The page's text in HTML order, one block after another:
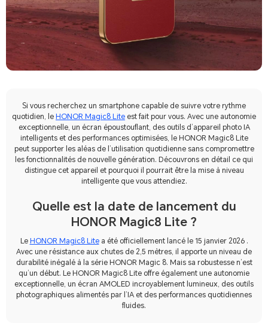
Si vous recherchez un smartphone capable de suivre votre rythme
quotidien, le HONOR Magic8 Lite est fait pour vous. Avec une autonomie
exceptionnelle, un écran époustouflant, des outils d’appareil photo IA
intelligents et des performances optimisées, le HONOR Magic8 Lite
peut supporter les aléas de l’utilisation quotidienne sans compromettre
les fonctionnalités de nouvelle génération. Découvrons en détail ce qui
distingue cet appareil et pourquoi il pourrait être la mise à niveau
intelligente que vous attendiez.
Quelle est la date de lancement du
HONOR Magic8 Lite ?
Le HONOR Magic8 Litea été officiellement lancé le 15 janvier 2026 .
Avec une résistance aux chutes de 2,5 mètres, il apporte un niveau de
durabilité inégalé à la série HONOR Magic 8. Mais sa robustesse n’est
qu’un début. Le HONOR Magic8 Lite offre également une autonomie
exceptionnelle, un écran AMOLED incroyablement lumineux, des outils
photographiques alimentés par l’IA et des performances quotidiennes
fluides.